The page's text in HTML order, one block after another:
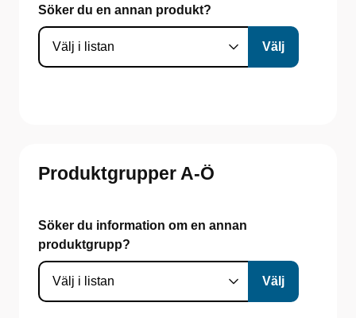
Söker du en annan produkt?
Produktgrupper A-Ö
Söker du information om en annan
produktgrupp?